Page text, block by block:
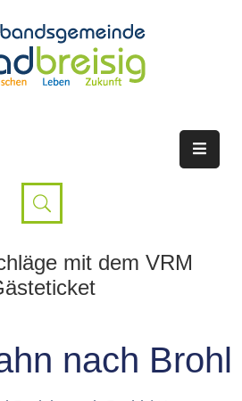
öffnen
mit dem VRM
nach Brohl